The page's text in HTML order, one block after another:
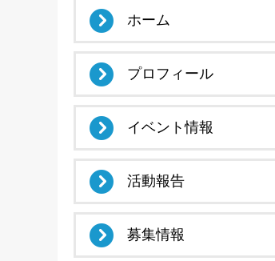
ホーム
プロフィール
イベント情報
活動報告
募集情報